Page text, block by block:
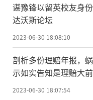
谌豫锋以留英校友身
达沃斯论坛
2023-06-30 18:08:10
剖析多份理赔年报，
示如实告知是理赔大
2023-06-30 18:07:54